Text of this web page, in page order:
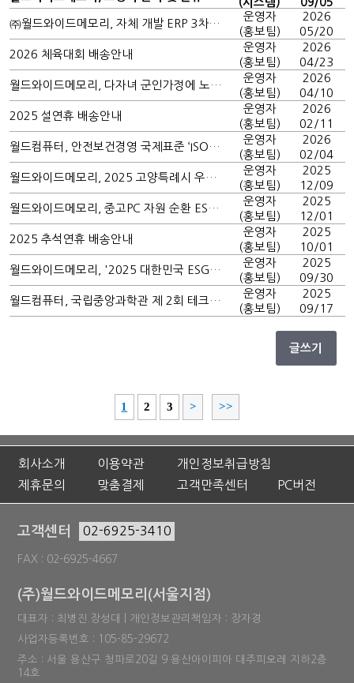
㈜월드와이드메모리, 자체 개발 ERP 3차 고도화…ITAD부터 AI 자산관리까지 통합
운영자
(홍보팀)
2026
05/20
2026 체육대회 배송안내
운영자
(홍보팀)
2026
04/23
월드와이드메모리, 다자녀 군인가정에 노트북 전달
운영자
(홍보팀)
2026
04/10
2025 설연휴 배송안내
운영자
(홍보팀)
2026
02/11
월드컴퓨터, 안전보건경영 국제표준 ‘ISO 45001’ 인증 획득
운영자
(홍보팀)
2026
02/04
월드와이드메모리, 2025 고양특례시 우수 중소기업 선정
운영자
(홍보팀)
2025
12/09
월드와이드메모리, 중고PC 자원 순환 ESG 경영 선도
운영자
(홍보팀)
2025
12/01
2025 추석연휴 배송안내
운영자
(홍보팀)
2025
10/01
월드와이드메모리, '2025 대한민국 ESG 친환경대전' 참가
운영자
(홍보팀)
2025
09/30
월드컴퓨터, 국립중앙과학관 제 2회 테크콘E AI해커톤 성료 대상팀에게 노트북 전달
운영자
(홍보팀)
2025
09/17
글쓰기
1 2 3 > >>
회사소개 이용약관
개인정보취급방침
제휴문의
맞춤결제 고객만족센터 PC버전
고객센터 02-6925-3410
FAX : 02-6925-4667
(주)월드와이드메모리(서울지점)
대표자 : 최병진.장성대 | 개인정보관리책임자 : 장자경
사업자등록번호 : 105-85-29672
주소 : 서울 용산구 청파로20길 9 용산아이피아 대주피오레 지하2층
14호